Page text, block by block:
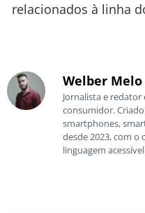
relacionados à linha
Welber Melo
Jornalista e
consumidor.
smartphones,
desde 2023, com
linguagem